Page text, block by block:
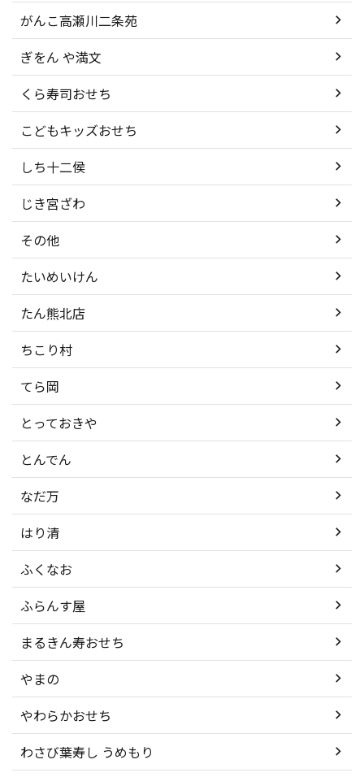
がんこ高瀬川二条苑
ぎをん や満文
くら寿司おせち
こどもキッズおせち
しち十二侯
じき宮ざわ
その他
たいめいけん
たん熊北店
ちこり村
てら岡
とっておきや
とんでん
なだ万
はり清
ふくなお
ふらんす屋
まるきん寿おせち
やまの
やわらかおせち
わさび葉寿し うめもり